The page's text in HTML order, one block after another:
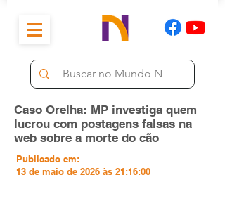
Caso Orelha: MP investiga quem
lucrou com postagens falsas na
web sobre a morte do cão
Publicado em:
13 de maio de 2026 às 21:16:00